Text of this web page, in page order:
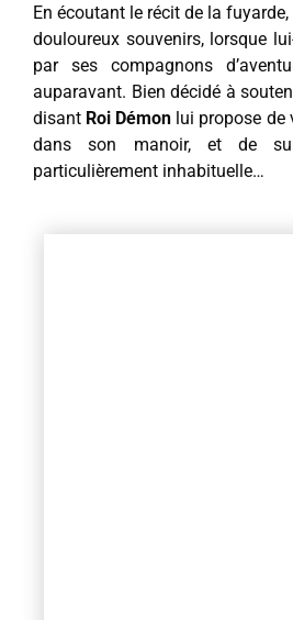
En écoutant le récit de la
douloureux souvenirs, lorsque
par ses compagnons
auparavant. Bien décidé à
disant Roi Démon lui propose de
dans son manoir, et de
particulièrement inhabituelle…